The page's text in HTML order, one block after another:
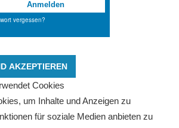
Cookies
um Inhalte und Anzeigen zu
für soziale Medien anbieten zu